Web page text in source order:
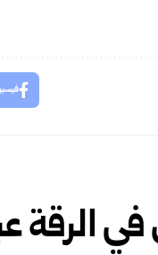
الرقة